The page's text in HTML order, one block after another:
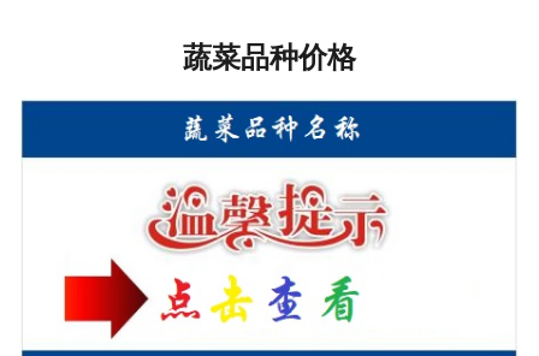

关于我们
食堂承包
蔬菜配送
蔬菜品种价格